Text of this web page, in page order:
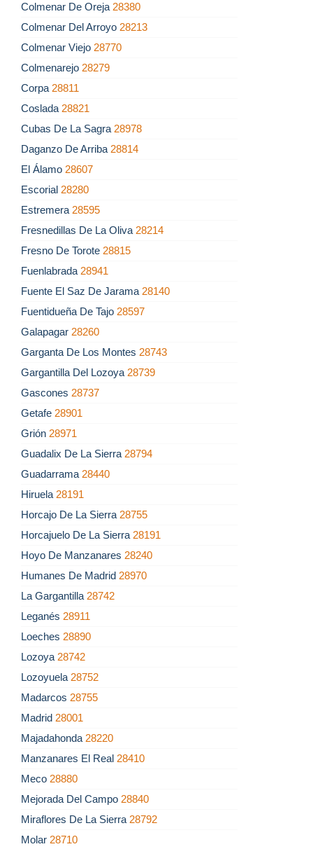
Colmenar De Oreja 28380
Colmenar Del Arroyo 28213
Colmenar Viejo 28770
Colmenarejo 28279
Corpa 28811
Coslada 28821
Cubas De La Sagra 28978
Daganzo De Arriba 28814
El Álamo 28607
Escorial 28280
Estremera 28595
Fresnedillas De La Oliva 28214
Fresno De Torote 28815
Fuenlabrada 28941
Fuente El Saz De Jarama 28140
Fuentidueña De Tajo 28597
Galapagar 28260
Garganta De Los Montes 28743
Gargantilla Del Lozoya 28739
Gascones 28737
Getafe 28901
Grión 28971
Guadalix De La Sierra 28794
Guadarrama 28440
Hiruela 28191
Horcajo De La Sierra 28755
Horcajuelo De La Sierra 28191
Hoyo De Manzanares 28240
Humanes De Madrid 28970
La Gargantilla 28742
Leganés 28911
Loeches 28890
Lozoya 28742
Lozoyuela 28752
Madarcos 28755
Madrid 28001
Majadahonda 28220
Manzanares El Real 28410
Meco 28880
Mejorada Del Campo 28840
Miraflores De La Sierra 28792
Molar 28710